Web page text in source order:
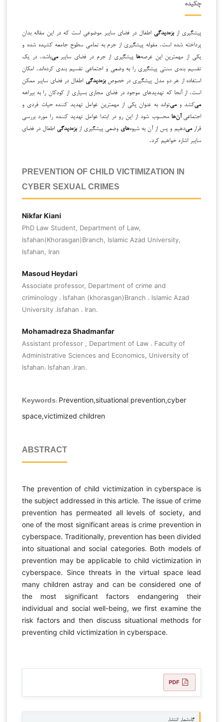
چکیده
پیشگیری ازبزه‌دیدگی اطفال در فضای سایبر موضوعی است که در این مقاله بدان
پرداخته شده است. مقوله پیشگیری از جرم به تمامی سطوح جامعه کشیده شده و
یکی از مهمترین این عرصه‌ها پیشگیری از جرم در فضای سایبر می‌باشد. در یک
تقسیم بندی سنتی پیشگیری را به وضعی و اجتماعی تقسیم بندی کردهاند. امکان
استفاده از هر دو مدل پیشگیری در خصوصبزه‌دیدگی اطفال در فضای سایبر ممکن
است. از آنجا که تهدیدهای موجود در فضای مجازی بسیاری از کودکان را به بیراهه
می‌کشد و می‌تواند به عنوان یکی از مهمترین عوامل تهدید کننده حیات فردی و
اجتماعیآن‌هامحسوب شود از این رو در ابتدا عوامل تهدید کننده را مورد بررسی
قرار می‌دهیم و پس از آن به شیوه‌های وضعی پیشگیری ازبزه‌دیدگی اطفال در فضای
سایبر اشاره خواهیم کرد.
PREVENTION OF CHILD VICTIMIZATION IN
CYBER SEXUAL CRIMES
Nikfar Kiani
PhD Law Student, Department of Law,
Isfahan(Khorasgan)Branch, Islamic Azad University,
Isfahan, Iran
Masoud Heydari
Associate professor, Department of crime and
criminology ، Isfahan (khorasgan)Branch ، Islamic Azad
University ،Isfahan ، Iran.
Mohamadreza Shadmanfar
Assistant professor , Department of Law ، Faculty of
Administrative Sciences and Economics, University of
Isfahan، Isfahan ،Iran.
Keywords: Prevention,situational prevention,cyber
space,victimized children
ABSTRACT
The prevention of child victimization in cyberspace is
the subject addressed in this article. The issue of crime
prevention has permeated all levels of society, and
one of the most significant areas is crime prevention in
cyberspace. Traditionally, prevention has been divided
into situational and social categories. Both models of
prevention may be applicable to child victimization in
cyberspace. Since threats in the virtual space lead
many children astray and can be considered one of
the most significant factors endangering their
individual and social well-being, we first examine the
risk factors and then discuss situational methods for
preventing child victimization in cyberspace.
PDF
گاه‌شمار انتشار